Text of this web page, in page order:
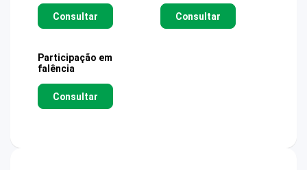
Consultar Consultar
Participação em
falência
Consultar